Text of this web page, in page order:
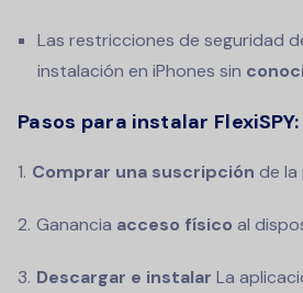
Las restricciones de seguridad
instalación en iPhones sin
Pasos para instalar FlexiSPY:
Comprar una suscripción de la
Ganancia acceso físico al
Descargar e instalar La